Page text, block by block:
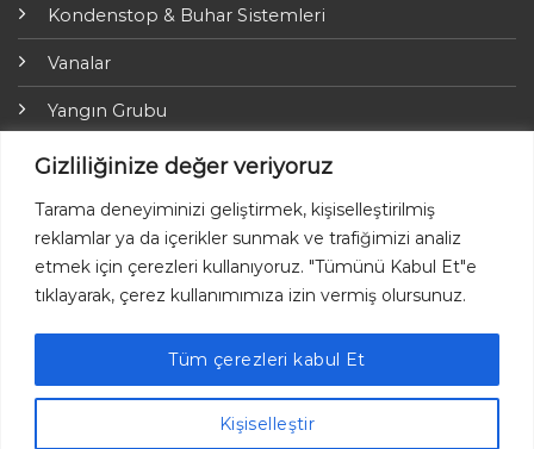
Gizliliğinize değer veriyoruz
Tarama deneyiminizi geliştirmek, kişiselleştirilmiş
reklamlar ya da içerikler sunmak ve trafiğimizi analiz
etmek için çerezleri kullanıyoruz. "Tümünü Kabul Et"e
tıklayarak, çerez kullanımımıza izin vermiş olursunuz.
Kişiselleştir
Tüm çerezleri kabul Et
Kondenstop & Buhar Sistemleri
Vanalar
Yangın Grubu
ARI-Armaturen
Yalıtım Grubu
Online Ödemeler
Ayvaz © 2026 Her hakkı saklıdır.